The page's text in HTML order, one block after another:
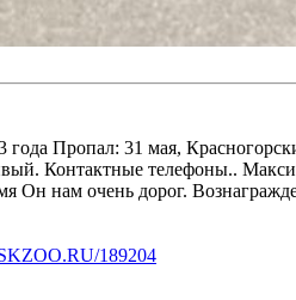
Пропал: 31 мая,
Контактные телефоны..
нам очень дорог.
189204